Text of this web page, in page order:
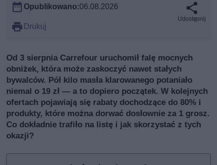
Opublikowano:06.08.2026
Drukuj
Udostępnij
Od 3 sierpnia Carrefour uruchomił falę mocnych
obniżek, która może zaskoczyć nawet stałych
bywalców. Pół kilo masła klarowanego potaniało
niemal o 19 zł — a to dopiero początek. W kolejnych
ofertach pojawiają się rabaty dochodzące do 80% i
produkty, które można dorwać dosłownie za 1 grosz.
Co dokładnie trafiło na listę i jak skorzystać z tych
okazji?